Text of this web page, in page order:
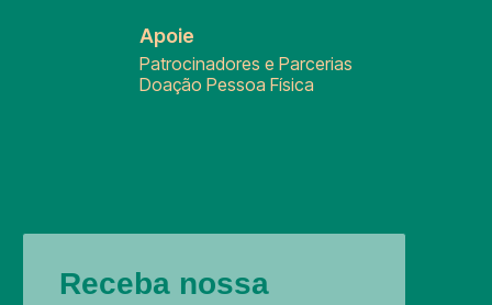
Apoie
Patrocinadores e Parcerias
Doação Pessoa Física